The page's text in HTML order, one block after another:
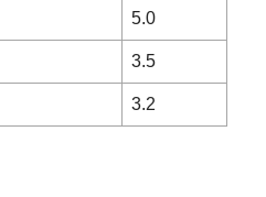
5.0
3.5
3.2